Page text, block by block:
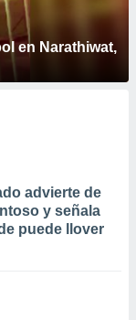
en Narathiwat,
advierte de
y señala
puede llover